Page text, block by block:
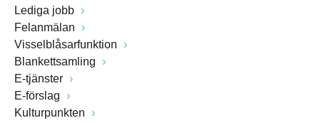
Lediga jobb
Felanmälan
Visselblåsarfunktion
Blankettsamling
E-tjänster
E-förslag
Kulturpunkten